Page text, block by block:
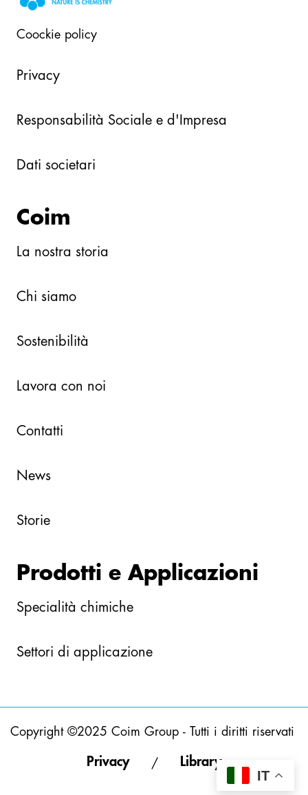
IT
Coockie policy
Privacy
Responsabilità Sociale e d'Impresa
Dati societari
Coim
La nostra storia
Chi siamo
Sostenibilità
Lavora con noi
Contatti
News
Storie
Prodotti e Applicazioni
Specialità chimiche
Settori di applicazione
Copyright ©2025 Coim Group - Tutti i diritti riservati
Privacy / Library